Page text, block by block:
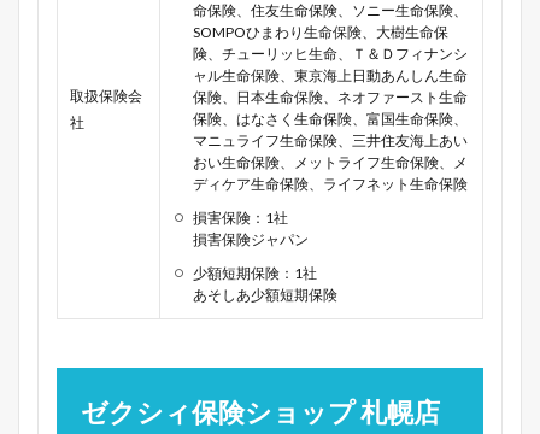
取扱保険会
社
命保険、住友生命保険、ソニー生命保険、
SOMPOひまわり生命保険、大樹生命保
険、チューリッヒ生命、Ｔ＆Ｄフィナンシ
ャル生命保険、東京海上日動あんしん生命
保険、日本生命保険、ネオファースト生命
保険、はなさく生命保険、富国生命保険、
マニュライフ生命保険、三井住友海上あい
おい生命保険、メットライフ生命保険、メ
ディケア生命保険、ライフネット生命保険
損害保険：1社
損害保険ジャパン
少額短期保険：1社
あそしあ少額短期保険
ゼクシィ保険ショップ 札幌店